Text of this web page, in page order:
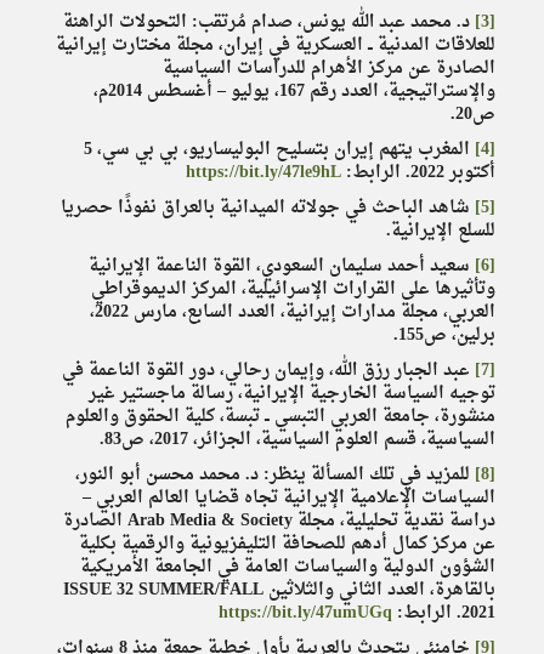
[3] د. محمد عبد الله يونس، صدام مُرتقب: التحولات الراھنة
للعلاقات المدنیة ــ العسكریة في إیران، مجلة مختارت إیرانیة
الصادرة عن مركز الأهرام للدراسات السياسية
والإستراتيجية، العدد رقم 167، یولیو – أغسطس 2014م،
ص20.
[4]
المغرب يتهم إيران بتسليح البوليساريو، بي بي سي، 5
أكتوبر 2022. الرابط:
https://bit.ly/47le9hL
[5]
شاهد الباحث في جولاته الميدانية بالعراق نفوذًا حصريا
للسلع الإيرانية.
[6]
سعيد أحمد سليمان السعودي، القوة الناعمة الإيرانية
وتأثيرها على القرارات الإسرائيلية، المركز الديموقراطي
العربي، مجلة مدارات إيرانية، العدد السابع، مارس 2022،
برلين، ص155.
[7]
عبد الجبار رزق الله، وإيمان رحالي، دور القوة الناعمة في
توجيه السياسة الخارجية الإيرانية، رسالة ماجستير غير
منشورة، جامعة العربي التبسي ــ تبسة، كلية الحقوق والعلوم
السياسية، قسم العلوم السياسية، الجزائر، 2017، ص83.
[8]
للمزيد في تلك المسألة ينظر: د. محمد محسن أبو النور،
السياسات الإعلامية الإيرانية تجاه قضايا العالم العربي –
دراسة نقدية تحليلية، مجلة Arab Media & Society الصادرة
عن مركز كمال أدهم للصحافة التليفزيونية والرقمية بكلية
الشؤون الدولية والسياسات العامة في الجامعة الأمريكية
بالقاهرة، العدد الثاني والثلاثين ISSUE 32 SUMMER/FALL
2021. الرابط:
https://bit.ly/47umUGq